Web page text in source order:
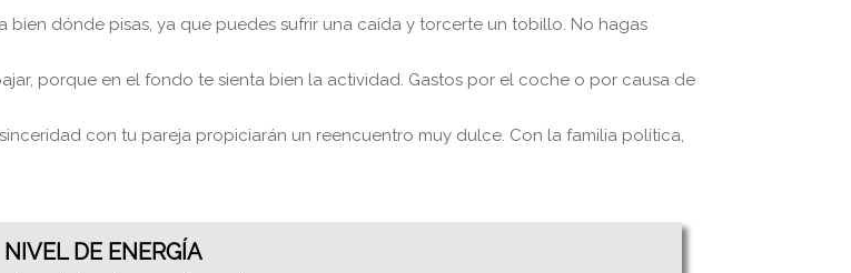
bien dónde pisas, ya que puedes sufrir una caída y torcerte un tobillo. No hagas
porque en el fondo te sienta bien la actividad. Gastos por el coche o por causa de
con tu pareja propiciarán un reencuentro muy dulce. Con la familia política,
NIVEL DE ENERGÍA